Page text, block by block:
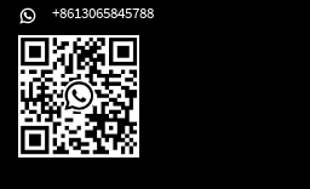
+8613065845788